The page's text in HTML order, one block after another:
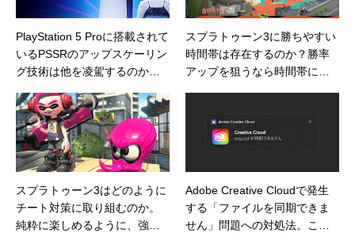
PlayStation 5 Proに搭載されて
いるPSSRのアップスケーリン
グ技術は他を凌駕するのか？P
スプラトゥーン3に勝ちやすい
時間帯は存在するのか？勝率
アップを狙うなら時間帯にも
スプラトゥーン3はどのように
チート対策に取り組むのか。
純粋に楽しめるように、強力
Adobe Creative Cloudで発生
する「ファイルを同期できま
せん」問題への対処法。これ